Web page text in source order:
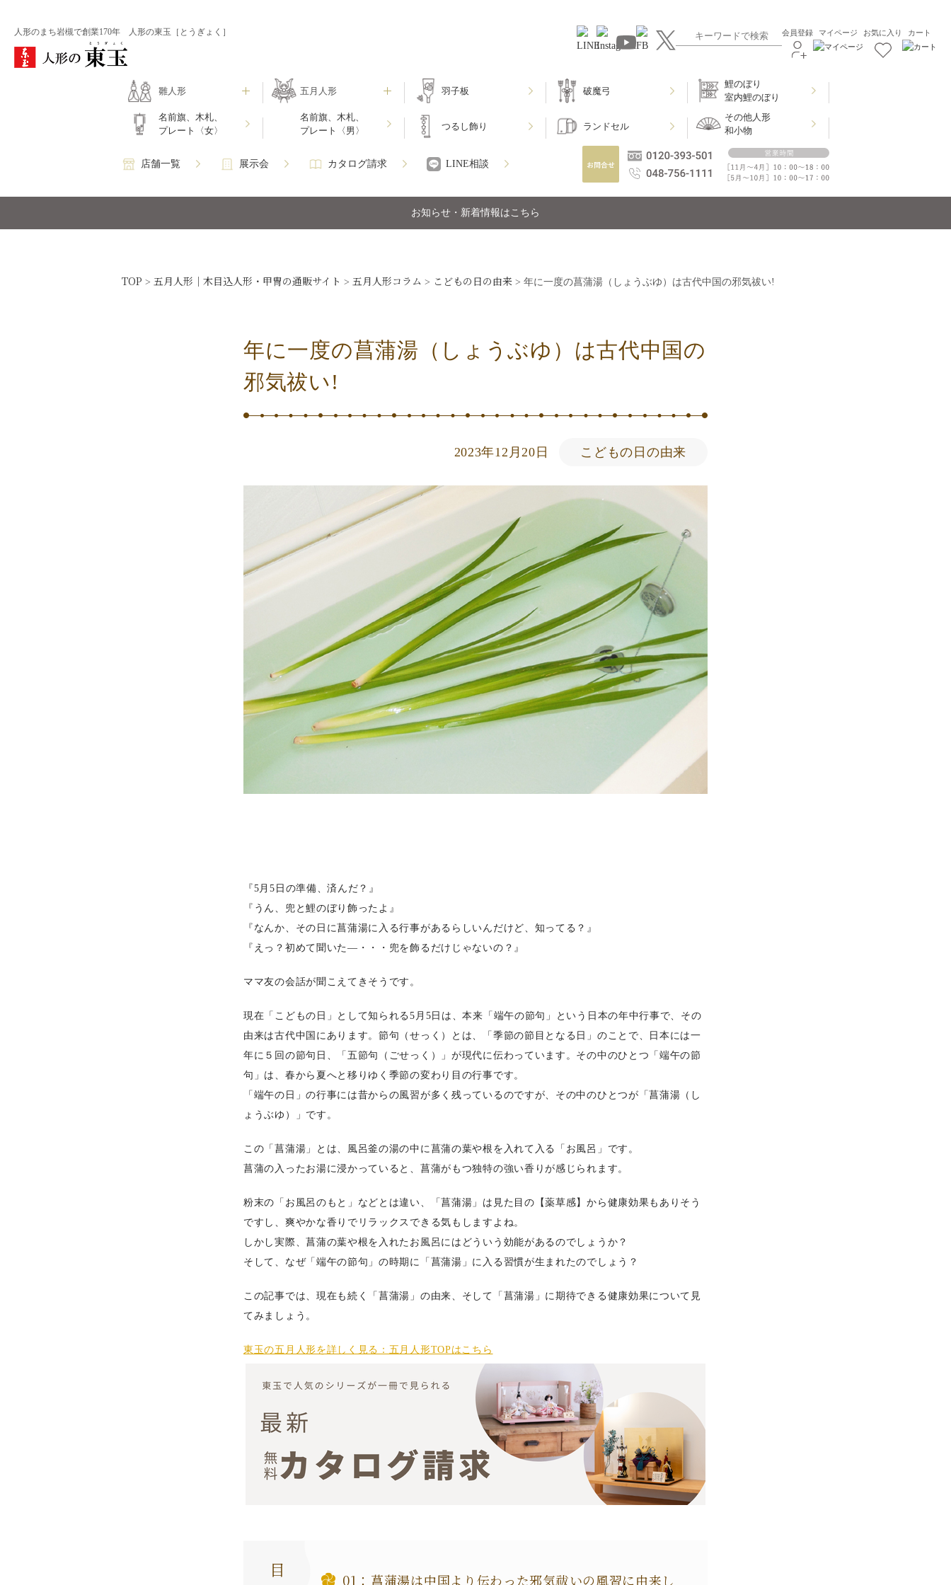
人形のまち岩槻で創業170年 人形の東玉［とうぎょく］ 会員登録 マイページ お気に入り カート
雛人形 五月人形 羽子板 破魔弓
鯉のぼり
室内鯉のぼり
名前旗、木札、
プレート〈女〉
名前旗、木札、
プレート〈男〉
つるし飾り ランドセル
その他人形
和小物
店舗一覧 展示会 カタログ請求 LINE相談
お知らせ・新着情報はこちら
TOP > 五月人形｜木目込人形・甲冑の通販サイト > 五月人形コラム > こどもの日の由来 > 年に一度の菖蒲湯（しょうぶゆ）は古代中国の邪気祓い!
年に一度の菖蒲湯（しょうぶゆ）は古代中国の
邪気祓い!
2023年12月20日 こどもの日の由来
『5月5日の準備、済んだ？』
『うん、兜と鯉のぼり飾ったよ』
『なんか、その日に菖蒲湯に入る行事があるらしいんだけど、知ってる？』
『えっ？初めて聞いた―・・・兜を飾るだけじゃないの？』
ママ友の会話が聞こえてきそうです。
現在「こどもの日」として知られる5月5日は、本来「端午の節句」という日本の年中行事で、その
由来は古代中国にあります。節句（せっく）とは、「季節の節目となる日」のことで、日本には一
年に５回の節句日、「五節句（ごせっく）」が現代に伝わっています。その中のひとつ「端午の節
句」は、春から夏へと移りゆく季節の変わり目の行事です。
「端午の日」の行事には昔からの風習が多く残っているのですが、その中のひとつが「菖蒲湯（し
ょうぶゆ）」です。
この「菖蒲湯」とは、風呂釜の湯の中に菖蒲の葉や根を入れて入る「お風呂」です。
菖蒲の入ったお湯に浸かっていると、菖蒲がもつ独特の強い香りが感じられます。
粉末の「お風呂のもと」などとは違い、「菖蒲湯」は見た目の【薬草感】から健康効果もありそう
ですし、爽やかな香りでリラックスできる気もしますよね。
しかし実際、菖蒲の葉や根を入れたお風呂にはどういう効能があるのでしょうか？
そして、なぜ「端午の節句」の時期に「菖蒲湯」に入る習慣が生まれたのでしょう？
この記事では、現在も続く「菖蒲湯」の由来、そして「菖蒲湯」に期待できる健康効果について見
てみましょう。
東玉の五月人形を詳しく見る：五月人形TOPはこちら
菖蒲湯は中国より伝わった邪気祓いの風習に由来し